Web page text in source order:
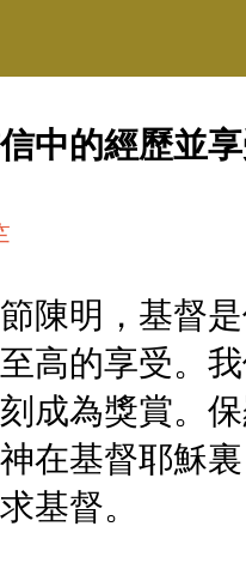
的經歷並享
陳明，基督
高的享受。
成為獎賞。
在基督耶穌
基督。